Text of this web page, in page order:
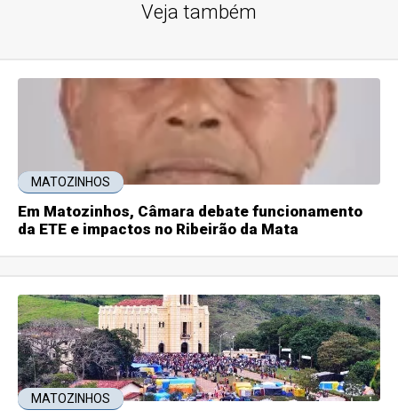
Veja também
MATOZINHOS
Em Matozinhos, Câmara debate funcionamento
da ETE e impactos no Ribeirão da Mata
MATOZINHOS